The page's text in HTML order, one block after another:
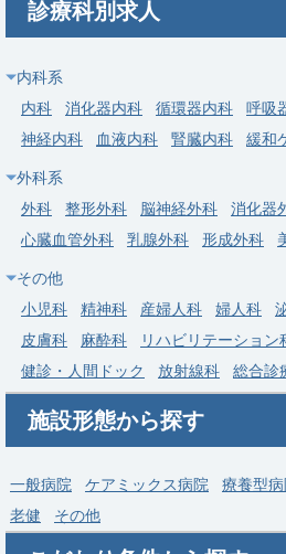
福島/二本松のJCHO2次救急一般病院
円。
求人病院名
独立行政法人地域医療
給与 年収 1,000万円 ～
常勤
福島喜多方の老健90床。施設長（内
1,000～1,500万円、住宅・赴任手当
医療法人佐原病院 介護
まと
勤務地 福島県 喜多方市
給与
診療科別求人
内科系
内科
消化器内科 循環器内科 呼吸
神経内科
血液内科 腎臓内科 緩和
外科系
外科
整形外科 脳神経外科 消化器
心臓血管外科
乳腺外科 形成外科
その他
小児科
精神科 産婦人科 婦人科
皮膚科
麻酔科 リハビリテーション
健診・人間ドック
放射線科 総合診
施設形態から探す
一般病院 ケアミックス病院 療養型病
老健
その他